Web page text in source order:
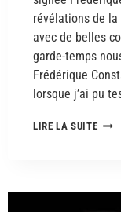
révélations de la
avec de belles
garde-temps
Frédérique
lorsque j’ai pu
LIRE LA SUITE